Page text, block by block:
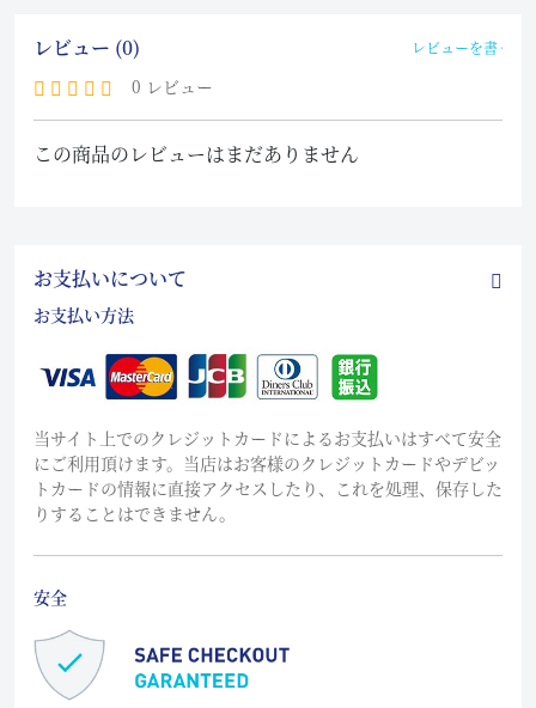
レビュー (0) レビューを書く
0 レビュー
この商品のレビューはまだありません
お支払いについて
お支払い方法
当サイト上でのクレジットカードによるお支払いはすべて安全
にご利用頂けます。当店はお客様のクレジットカードやデビッ
トカードの情報に直接アクセスしたり、これを処理、保存した
りすることはできません。
安全